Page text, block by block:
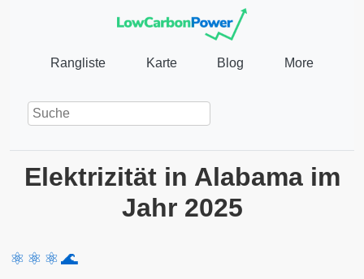
Rangliste Karte Blog More
Elektrizität in Alabama im
Jahr 2025
⚛️ ⚛️ ⚛️🌊